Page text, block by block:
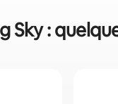
Sky :